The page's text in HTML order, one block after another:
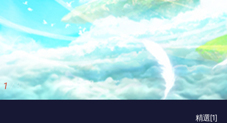
精選[1]
1 / 3